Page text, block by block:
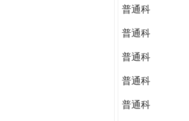
普通科
普通科
普通科
普通科
普通科